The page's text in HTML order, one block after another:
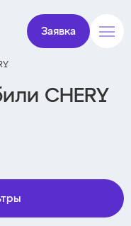
Заявка
CHERY